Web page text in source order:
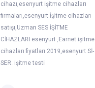
cihazı,esenyurt işitme cihazları
firmaları,esenyurt İşitme cihazları
satışı,Uzman SES İŞİTME
CİHAZLARI esenyurt ,Earnet işitme
cihazları fiyatları 2019,esenyurt Sİ-
SER. işitme testi